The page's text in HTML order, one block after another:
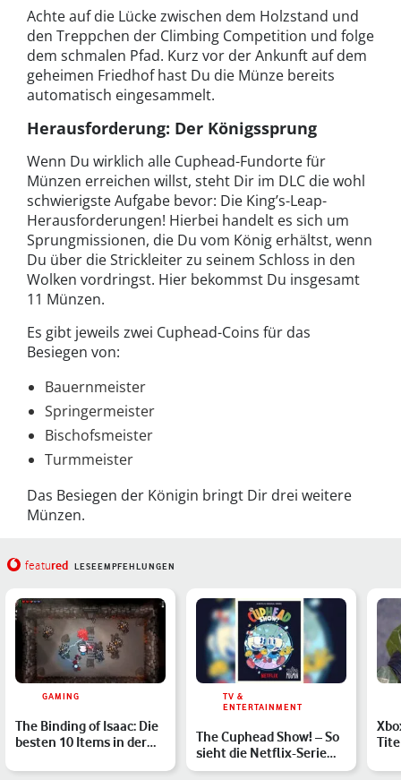
Achte auf die Lücke zwischen dem Holzstand und
den Treppchen der Climbing Competition und folge
dem schmalen Pfad. Kurz vor der Ankunft auf dem
geheimen Friedhof hast Du die Münze bereits
automatisch eingesammelt.
Herausforderung: Der Königssprung
Wenn Du wirklich alle Cuphead-Fundorte für
Münzen erreichen willst, steht Dir im DLC die wohl
schwierigste Aufgabe bevor: Die King’s-Leap-
Herausforderungen! Hierbei handelt es sich um
Sprungmissionen, die Du vom König erhältst, wenn
Du über die Strickleiter zu seinem Schloss in den
Wolken vordringst. Hier bekommst Du insgesamt
11 Münzen.
Es gibt jeweils zwei Cuphead-Coins für das
Besiegen von:
Bauernmeister
Springermeister
Bischofsmeister
Turmmeister
Das Besiegen der Königin bringt Dir drei weitere
Münzen.
featured LESEEMPFEHLUNGEN
GAMING
The Binding of Isaac: Die
besten 10 Items in der
TV &
ENTERTAINMENT
The Cuphead Show! – So
sieht die Netflix-Serie
zum knallharten Sp…